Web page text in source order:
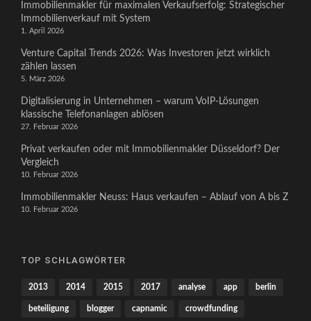
Immobilienmakler für maximalen Verkaufserfolg: Strategischer
Immobilienverkauf mit System
1. April 2026
Venture Capital Trends 2026: Was Investoren jetzt wirklich
zählen lassen
5. März 2026
Digitalisierung in Unternehmen – warum VoIP-Lösungen
klassische Telefonanlagen ablösen
27. Februar 2026
Privat verkaufen oder mit Immobilienmakler Düsseldorf? Der
Vergleich
10. Februar 2026
Immobilienmakler Neuss: Haus verkaufen – Ablauf von A bis Z
10. Februar 2026
TOP SCHLAGWÖRTER
2013 2014 2015 2017 analyse app berlin
beteiligung blogger capnamic crowdfunding